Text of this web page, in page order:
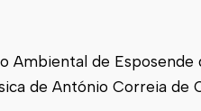
Ambiental de Esposende
de António Correia de